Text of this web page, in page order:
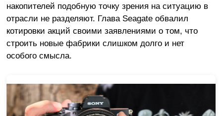
накопителей подобную точку зрения на ситуацию в
отрасли не разделяют. Глава Seagate обвалил
котировки акций своими заявлениями о том, что
строить новые фабрики слишком долго и нет
особого смысла.